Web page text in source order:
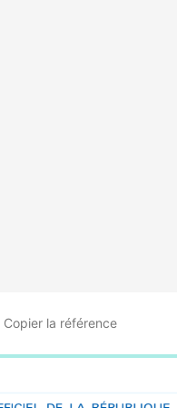
Copier la référence